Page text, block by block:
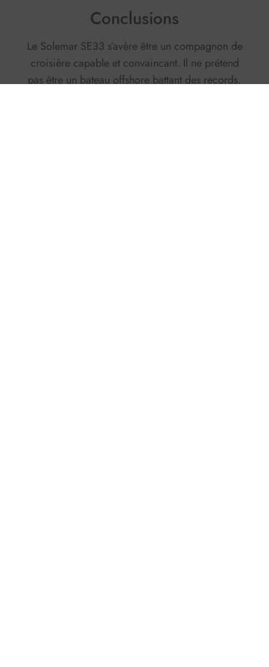
Conclusions
Le Solemar SE33 s’avère être un compagnon de
croisière capable et convaincant. Il ne prétend
pas être un bateau offshore battant des records,